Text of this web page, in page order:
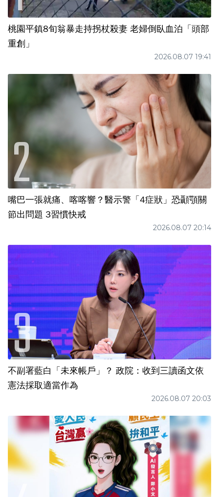
桃園平鎮8旬翁暴走持拐杖殺妻 老婦倒臥血泊「頭部
重創」
2026.08.07 19:41
嘴巴一張就痛、喀喀響？醫示警「4症狀」恐顳顎關
節出問題 3習慣快戒
2026.08.07 20:14
不副署藍白「未來帳戶」？ 政院：收到三讀函文依
憲法採取適當作為
2026.08.07 20:03